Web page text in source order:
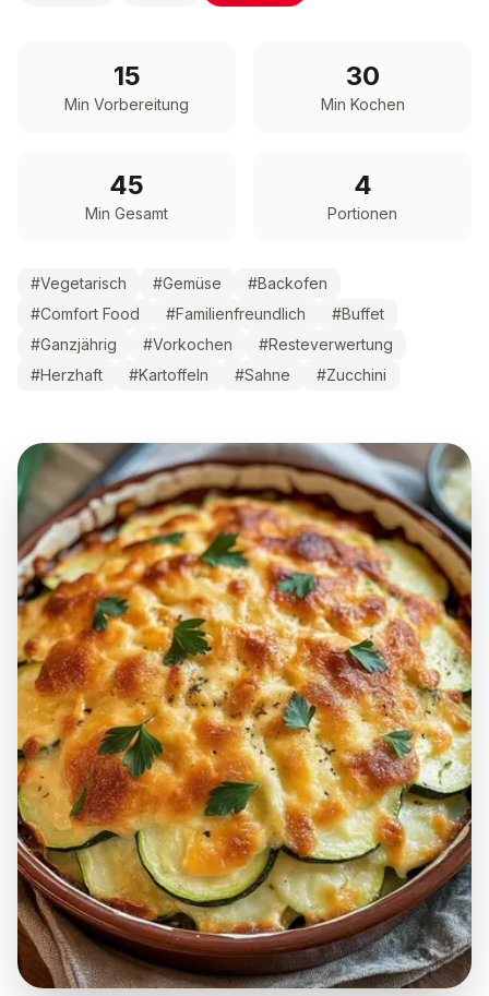
15
Min Vorbereitung
30
Min Kochen
45
Min Gesamt
4
Portionen
#Vegetarisch #Gemüse #Backofen
#Comfort Food #Familienfreundlich #Buffet
#Ganzjährig #Vorkochen #Resteverwertung
#Herzhaft #Kartoffeln #Sahne #Zucchini